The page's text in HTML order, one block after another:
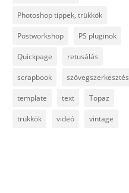
Photoshop tippek, trükkök
Postworkshop PS pluginok
Quickpage retusálás
scrapbook szövegszerkesztés
template text Topaz
trükkök videó vintage